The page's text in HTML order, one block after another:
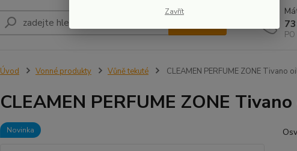
Úvod Vonné produkty Vůně tekuté CLEAMEN PERFUME ZONE Tivano
CLEAMEN PERFUME ZONE
Novinka
Zavřít